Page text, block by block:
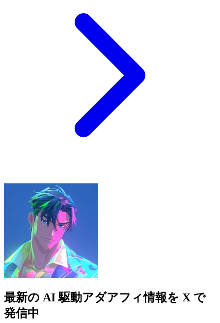
最新の AI 駆動アダアフィ情報を X で
発信中